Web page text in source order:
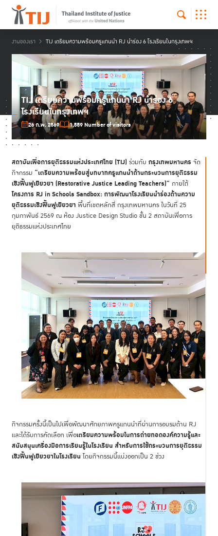
งานของเรา TIJ เตรียมความพร้อมครูแกนนำ RJ นำร่อง 6 โรงเรียนในกรุงเทพฯ
TIJ เตรียมความพร้อมครูแกนนำ RJ นำร่อง 6
โรงเรียนในกรุงเทพฯ
26 ก.พ. 2569 1,559 Number of visitors
สถาบันเพื่อการยุติธรรมแห่งประเทศไทย (TIJ) ร่วมกับ กรุงเทพมหานคร จัด
กิจกรรม “เตรียมความพร้อมสู่บทบาทครูแกนนำด้านกระบวนการยุติธรรม
เชิงฟื้นฟูเยียวยา (Restorative Justice Leading Teachers)” ภายใต้
โครงการ RJ in Schools Sandbox:การพัฒนาโรงเรียนนำร่องด้านความ
ยุติธรรมเชิงฟื้นฟูเยียวยา พื้นที่เขตหลักสี่ กรุงเทพมหานคร ในวันที่ 25
กุมภาพันธ์ 2569 ณ ห้อง Justice Design Studio ชั้น 2 สถาบันเพื่อการ
ยุติธรรมแห่งประเทศไทย
กิจกรรมครั้งนี้เป็นไปเพื่อพัฒนาศักยภาพครูแกนนำที่ผ่านการอบรมด้าน RJ
และได้รับการคัดเลือก เพื่อเตรียมความพร้อมในการถ่ายทอดองค์ความรู้และ
สนับสนุนเครื่องมือการเรียนรู้ในโรงเรียน สำหรับการใช้กระบวนการยุติธรรม
เชิงฟื้นฟูเยียวยาในโรงเรียน โดยกิจกรรมนี้แบ่งออกเป็น 2 ช่วง